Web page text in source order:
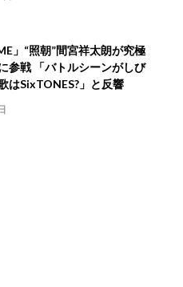
」“照朝”間宮祥太朗が究極
参戦 「バトルシーンがしび
はSixTONES?」と反響